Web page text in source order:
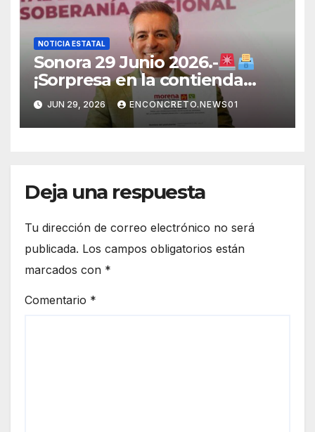
NOTICIA ESTATAL
Sonora 29 Junio 2026.-
¡Sorpresa en la contienda
rumbo a 2027! Omar Del Valle
entra de última hora a la
carrera en Sonora
JUN 29, 2026 ENCONCRETO.NEWS01
Deja una respuesta
Tu dirección de correo electrónico no será
publicada. Los campos obligatorios están
marcados con *
Comentario *